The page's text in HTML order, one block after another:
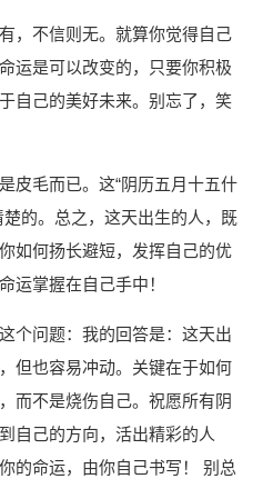
，不信则无。就算你觉得自己
运是可以改变的，只要你积极
自己的美好未来。别忘了，笑
皮毛而已。这“阴历五月十五什
的。总之，这天出生的人，既
如何扬长避短，发挥自己的优
运掌握在自己手中！
个问题：我的回答是：这天出
但也容易冲动。关键在于如何
而不是烧伤自己。祝愿所有阴
自己的方向，活出精彩的人
的命运，由你自己书写！ 别总